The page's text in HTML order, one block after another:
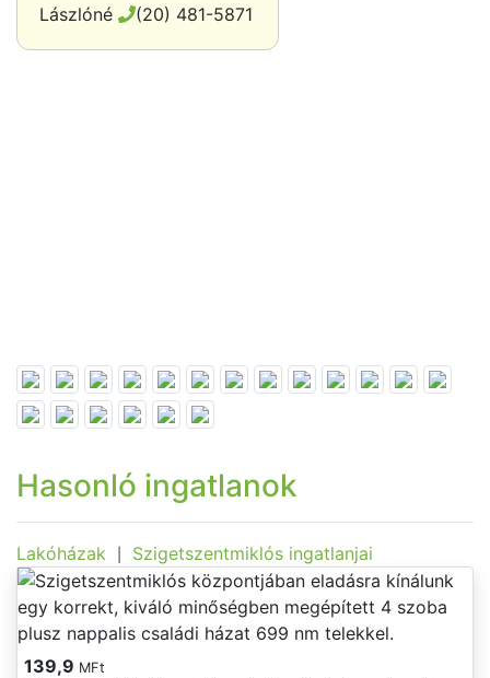
(20) 481-5871
Hasonló ingatlanok
Lakóházak Szigetszentmiklós ingatlanjai
139,9 MFt